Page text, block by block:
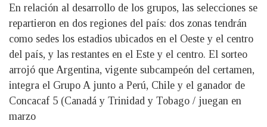
En relación al desarrollo de los grupos, las selecciones se
repartieron en dos regiones del país: dos zonas tendrán
como sedes los estadios ubicados en el Oeste y el centro
del país, y las restantes en el Este y el centro. El sorteo
arrojó que Argentina, vigente subcampeón del certamen,
integra el Grupo A junto a Perú, Chile y el ganador de
Concacaf 5 (Canadá y Trinidad y Tobago / juegan en
marzo